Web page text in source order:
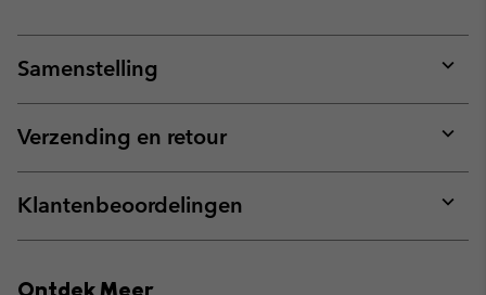
Samenstelling
or
Verzending en retour
or
Klantenbeoordelingen
or
Ontdek Meer